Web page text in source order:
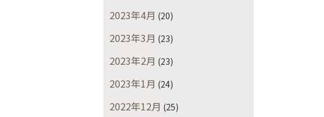
2023年4月 (20)
2023年3月 (23)
2023年2月 (23)
2023年1月 (24)
2022年12月 (25)